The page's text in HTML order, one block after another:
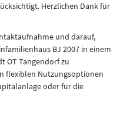
Herzlichen Dank für
und darauf,
BJ 2007 in einem
OT Tangendorf zu
flexiblen Nutzungsoptionen
oder für die